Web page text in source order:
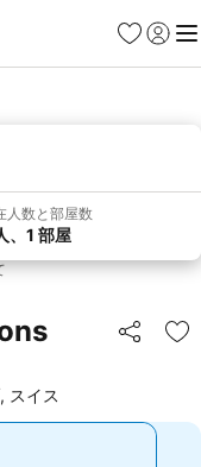
お気に入り
ログイ
メ
人数と部屋数
、1 部屋
シェア
お
スイス